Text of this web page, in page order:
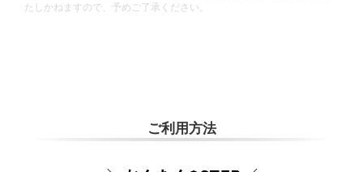
たしかねますので、予めご了承ください。
ご利用方法